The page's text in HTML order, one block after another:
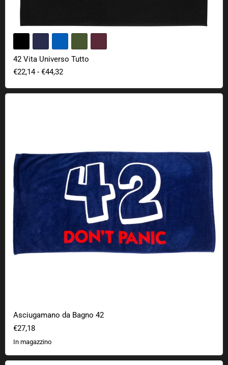
42 Vita Universo Tutto
€22,14- €44,32
Asciugamano da Bagno 42
€27,18
In magazzino